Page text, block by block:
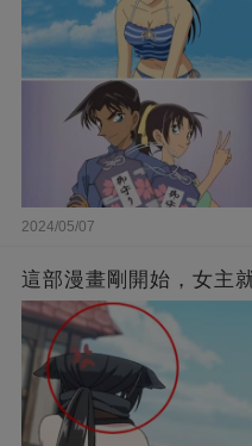
2024/05/07
這部漫畫剛開始，女主